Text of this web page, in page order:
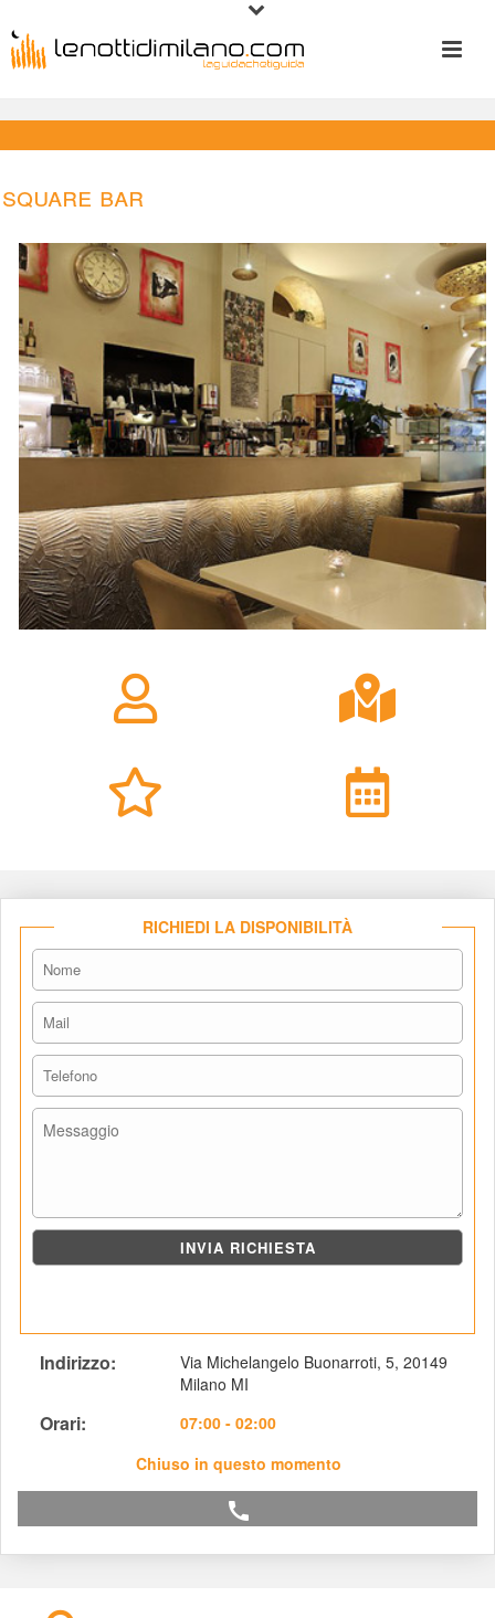
Square Bar
RICHIEDI LA DISPONIBILITÀ
Indirizzo:
Via Michelangelo Buonarroti, 5, 20149
Milano MI
Orari:
07:00 - 02:00
Chiuso in questo momento
call